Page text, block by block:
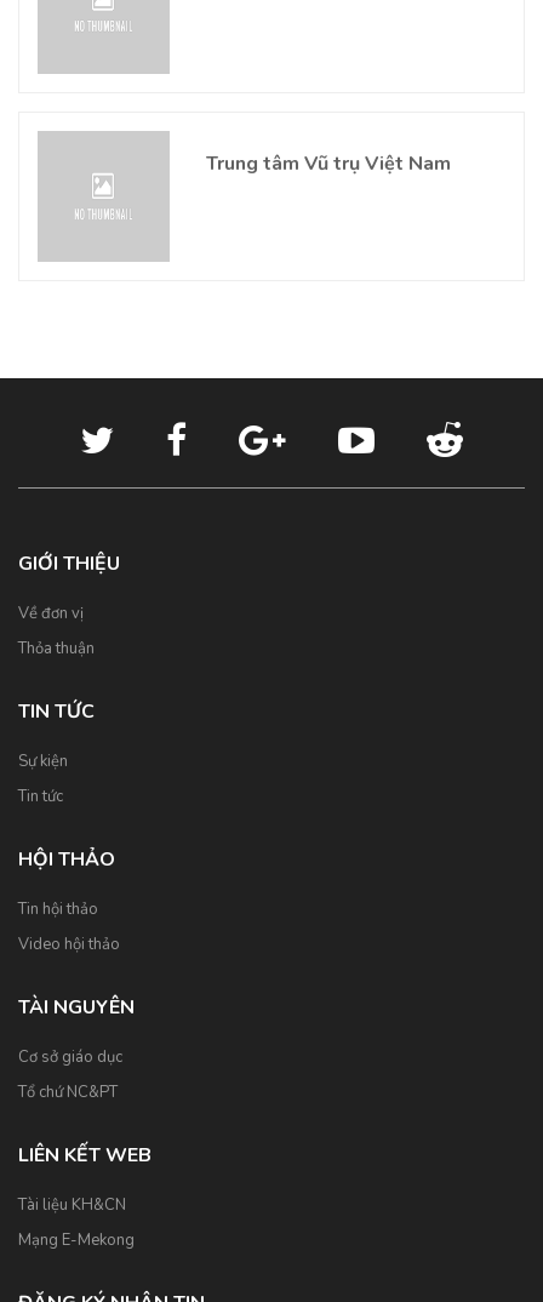
Trung tâm Vũ trụ Việt Nam
GIỚI THIỆU
Về đơn vị
Thỏa thuận
TIN TỨC
Sự kiện
Tin tức
HỘI THẢO
Tin hội thảo
Video hội thảo
TÀI NGUYÊN
Cơ sở giáo dục
Tổ chứ NC&PT
LIÊN KẾT WEB
Tài liệu KH&CN
Mạng E-Mekong